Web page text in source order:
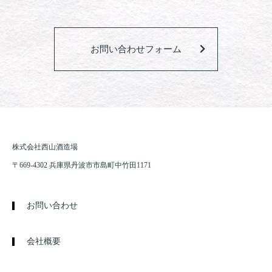
お問い合わせフォーム
株式会社西山酒造場
〒669-4302 兵庫県丹波市市島町中竹田1171
お問い合わせ
会社概要